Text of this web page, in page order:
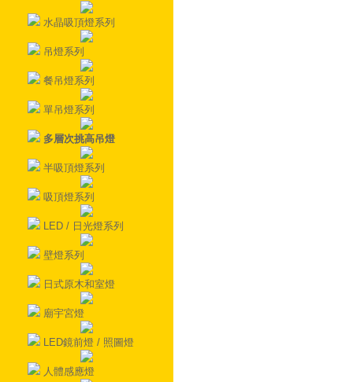
水晶吸頂燈系列
吊燈系列
餐吊燈系列
單吊燈系列
多層次挑高吊燈
半吸頂燈系列
吸頂燈系列
LED / 日光燈系列
壁燈系列
日式原木和室燈
廟宇宮燈
LED鏡前燈 / 照圖燈
人體感應燈